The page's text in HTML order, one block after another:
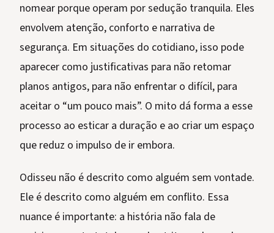
nomear porque operam por sedução tranquila. Eles
envolvem atenção, conforto e narrativa de
segurança. Em situações do cotidiano, isso pode
aparecer como justificativas para não retomar
planos antigos, para não enfrentar o difícil, para
aceitar o “um pouco mais”. O mito dá forma a esse
processo ao esticar a duração e ao criar um espaço
que reduz o impulso de ir embora.
Odisseu não é descrito como alguém sem vontade.
Ele é descrito como alguém em conflito. Essa
nuance é importante: a história não fala de